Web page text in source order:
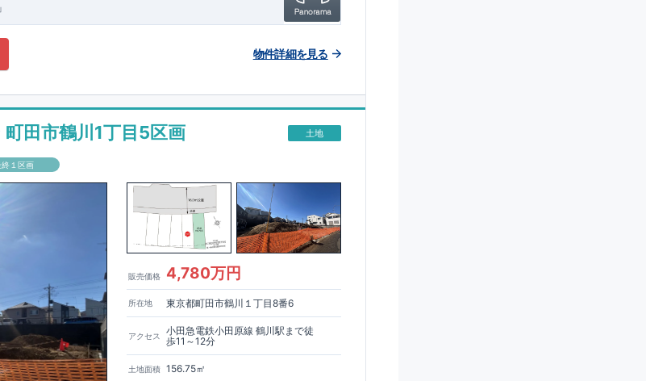
定休日、年末年始休み）
乾燥機・防犯ガラス
確保するため、構造用集成材にヒノキを使用しておりま
家を作って、きちんと手入れをして、長く大切に使う」
厳しい技術基準をクリアした物件だけが認定を受けられ
には、国が定めた下記
つの技術基準をクリアする必要
ア！①耐震性②劣化対策③維持管理性④住戸面積⑤省エネ
利優遇、固定資産税の減税、中古市場での売却時にも有
「設計」と「建設」のダブルで
者機関へ提出します。外部評価委員が建設中に 3回、竣
構造の安定、劣化の軽減、維持管理への配慮、温熱環
の必須4分野、空気環境で、最高等級取得！ ■耐震等級
、国が定めた耐震最高等級
を取得。建築基準法に定め
対して、倒壊、崩壊しない｣という基準から、さらに
耐風等級2 災害時の損傷の受けにくさを評価されていま
による力（500年に1 度）のさらに 1.2倍の暴風に対して
ショート動画で
ク
物件詳細を見る
田市鶴川1丁目5区画 土地
終１区画
販売価格 4,780万円
所在地 東京都町田市鶴川１丁目8番6
アクセス
小田急電鉄小田原線 鶴川駅まで徒
歩11～12分
土地面積 156.75㎡